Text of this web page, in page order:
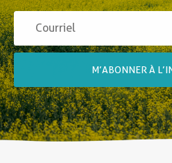
M’ABONNER À